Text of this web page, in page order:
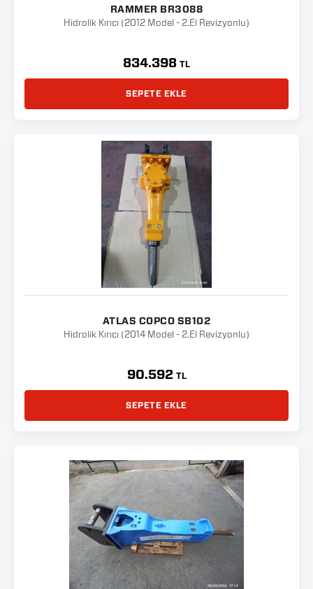
RAMMER BR3088
Hidrolik Kırıcı (2012 Model - 2.El Revizyonlu)
834.398 TL
SEPETE EKLE
ATLAS COPCO SB102
Hidrolik Kırıcı (2014 Model - 2.El Revizyonlu)
90.592 TL
SEPETE EKLE